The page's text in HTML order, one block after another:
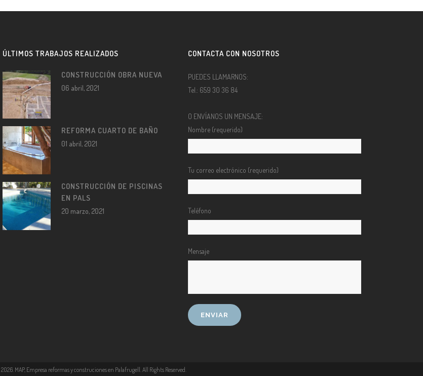
ÚLTIMOS TRABAJOS REALIZADOS
CONSTRUCCIÓN OBRA NUEVA
06 abril, 2021
REFORMA CUARTO DE BAÑO
01 abril, 2021
CONSTRUCCIÓN DE PISCINAS
EN PALS
20 marzo, 2021
CONTACTA CON NOSOTROS
PUEDES LLAMARNOS:
Tel.: 659 30 36 84
O ENVÍANOS UN MENSAJE:
Nombre (requerido)
Tu correo electrónico (requerido)
Teléfono
Mensaje
2026. MAP, Empresa reformas y construciones en Palafrugell. All Rights Reserved.